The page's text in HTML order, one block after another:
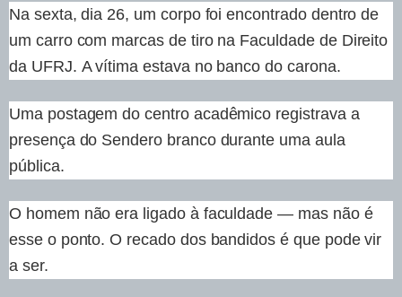
Na sexta, dia 26, um corpo foi encontrado dentro de
um carro com marcas de tiro na Faculdade de Direito
da UFRJ. A vítima estava no banco do carona.
Uma postagem do centro acadêmico registrava a
presença do Sendero branco durante uma aula
pública.
O homem não era ligado à faculdade — mas não é
esse o ponto. O recado dos bandidos é que pode vir
a ser.